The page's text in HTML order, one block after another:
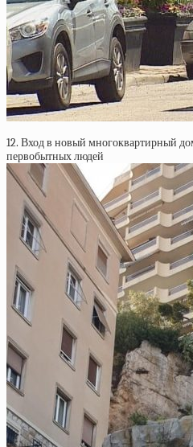
12. Вход в новый многоквартирный
первобытных людей